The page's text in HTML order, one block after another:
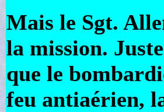
Mais le Sgt.
la mission.
que le
feu antiaérien,